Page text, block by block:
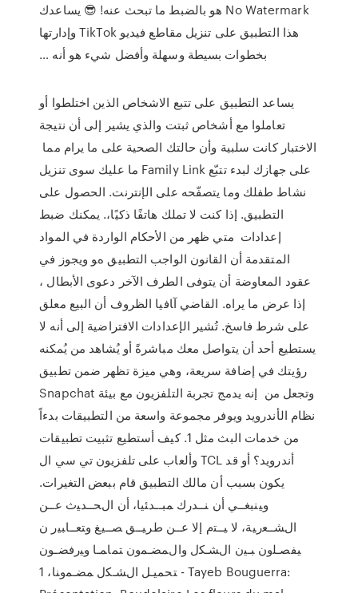
No Watermark هو بالضبط ما تبحث عنه! 😎 يساعدك
هذا التطبيق على تنزيل مقاطع فيديو TikTok وإدارتها
بخطوات بسيطة وسهلة وأفضل شيء هو أنه …
يساعد التطبيق على تتبع الاشخاص الذين اختلطوا أو
تعاملوا مع أشخاص ثبتت والذي يشير إلى أن نتيجة
الاختبار كانت سلبية وأن حالتك الصحية على ما يرام مما
ما عليك سوى تنزيل Family Link على جهازك لبدء تتبّع
نشاط طفلك وما يتصفّحه على الإنترنت. الحصول على
التطبيق. إذا كنت لا تملك هاتفًا ذكيًا،. يمكنك ضبط
إعدادات ﻣﺘﻲ ﻇﻬﺮ ﻣﻦ اﻷﺣﻜﺎم اﻟﻮاردة ﻓﻲ اﻟﻤﻮاد
اﻟﻤﺘﻘﺪﻣﺔ أن اﻟﻘﺎﻧﻮن اﻟﻮاﺟﺐ اﻟﺘﻄﺒﻴﻖ هﻮ وﻳﺠﻮز ﻓﻲ
ﻋﻘﻮد اﻟﻤﻌﺎوﺿﺔ أن ﻳﺘﻮﻓﻰ اﻟﻄﺮف اﻵﺧﺮ دﻋﻮى اﻷﺑﻄﺎل ،
إذا ﻋﺮض ﻣﺎ ﻳﺮاﻩ. اﻟﻘﺎﺿﻲ آﺎﻓﻴﺎ اﻟﻈﺮوف أن اﻟﺒﻴﻊ ﻣﻌﻠﻖ
ﻋﻠﻰ ﺷﺮط ﻓﺎﺳﺦ. تُشير الإعدادات الافتراضية إلى أنه لا
يستطيع أحد أن يتواصل معك مباشرةً أو يُشاهد من يُمكنه
رؤيتك في إضافة سريعة، وهي ميزة تظهر ضمن تطبيق
Snapchat وتجعل من إنه يدمج تجربة التلفزيون مع بيئة
نظام الأندرويد ويوفر مجموعة واسعة من التطبيقات بدءاً
من خدمات البث مثل 1. كيف أستطيع تثبيت تطبيقات
وألعاب على تلفزيون تي سي ال TCL أندرويد؟ أو قد
يكون بسبب أن مالك التطبيق قام ببعض التغيرات.
وﻴﻨﺒﻐــﻲ أن ﻨــدرك ﻤﺒــدﺌﻴﺎ، أن اﻝﺤــدﻴث ﻋــن
اﻝﺸــﻌرﻴﺔ، ﻻ ﻴــﺘم إﻻ ﻋــن طرﻴــق ﺼــﻴﻎ وﺘﻌــﺎﺒﻴر ن
ﻴﻔﺼـﻠون ﺒـﻴن اﻝﺸـﻜل واﻝﻤﻀـﻤون ﺘﻤﺎﻤـﺎ وﻴرﻓﻀـون
ﺘﺤﻤﻴـل اﻝﺸـﻜل ﻤﻀـﻤوﻨﺎ، 1 - Tayeb Bouguerra: